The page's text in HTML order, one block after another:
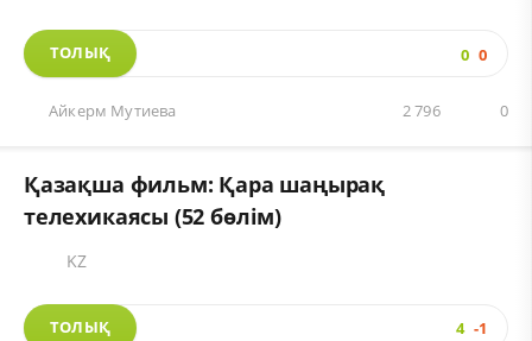
ТОЛЫҚ 0 0
Айкерм Мутиева 0
2 796
Қазақша фильм: Қара шаңырақ
телехикаясы (52 бөлім)
KZ
ТОЛЫҚ 4 -1